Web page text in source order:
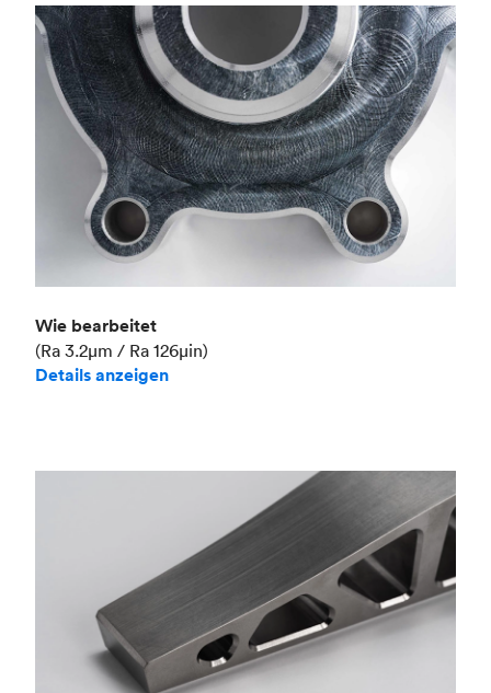
Branche Luft- und Raumfahrt
Wie bearbeitet
(Ra 3.2μm / Ra 126μin)
Details anzeigen